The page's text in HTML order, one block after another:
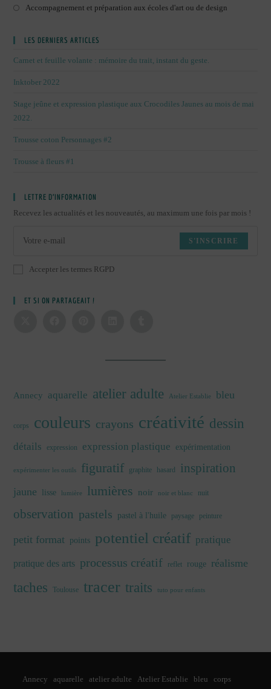
Accompagnement et préparation aux écoles d'art ou de design
LES DERNIERS ARTICLES
Carnet et feuille volante : mémoire du trait, instant du geste.
Inktober 2022
Stage jeûne et expression plastique aux Crocodiles Jaunes au mois de mai
2022.
Trousse coton Personnages #2
Trousse à fleurs #1
LETTRE D’INFORMATION
Recevez les actualités et les nouveautés, au maximum une fois par mois !
S'INSCRIRE
Accepter les termes RGPD
ET SI ON PARTAGEAIT !
Annecy aquarelle atelier adulte Atelier Establie bleu
corps couleurs crayons créativité dessin
détails expression expression plastique expérimentation
expérimenter les outils figuratif graphite hasard inspiration
jaune lisse lumière lumières noir noir et blanc nuit
observation pastels pastel à l'huile paysage peinture
petit format points potentiel créatif pratique
pratique des arts processus créatif reflet rouge réalisme
taches Toulouse tracer traits tuto pour enfants
Annecy aquarelle atelier adulte Atelier Establie bleu
corps